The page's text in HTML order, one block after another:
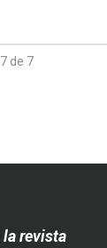
de 7
la revista